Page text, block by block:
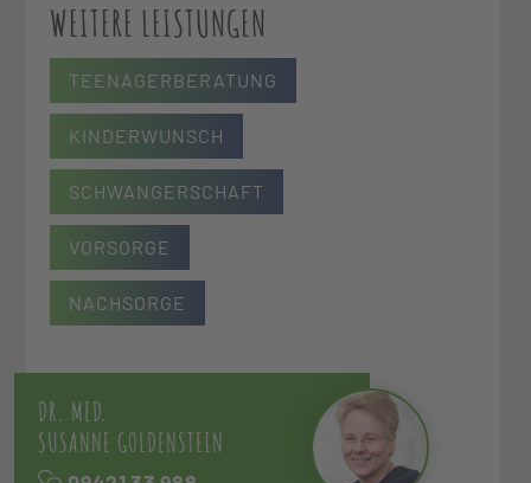
WEITERE LEISTUNGEN
TEENAGERBERATUNG
KINDERWUNSCH
SCHWANGERSCHAFT
VORSORGE
NACHSORGE
DR. MED.
SUSANNE GOLDENSTEIN